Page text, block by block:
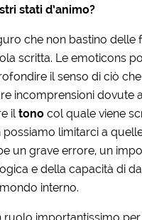
stati d’animo?
che non bastino delle
scritta. Le emoticons
il senso di ciò
incomprensioni dovute
iltonocol quale viene
possiamo limitarci a
un grave errore, un
e della capacità di
interno.
ruolo importantissimo